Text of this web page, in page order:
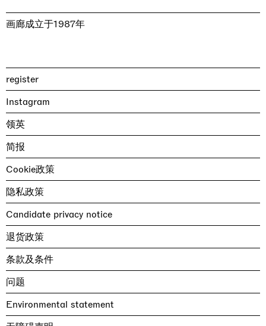
画廊成立于1987年
register
Instagram
领英
简报
Cookie政策
隐私政策
Candidate privacy notice
退货政策
条款及条件
问题
Environmental statement